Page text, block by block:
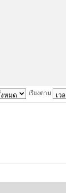
เรียงตาม